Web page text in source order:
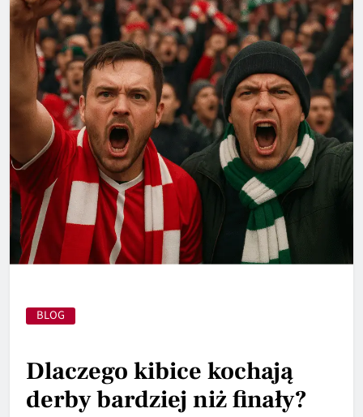
BLOG
Dlaczego kibice kochają
derby bardziej niż finały?